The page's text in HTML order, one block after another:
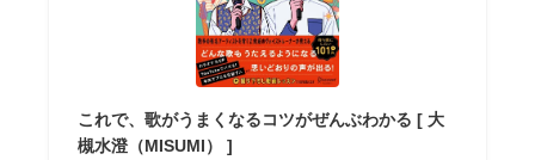
これで、歌がうまくなるコツがぜんぶわかる [ 大
槻水澄（MISUMI） ]